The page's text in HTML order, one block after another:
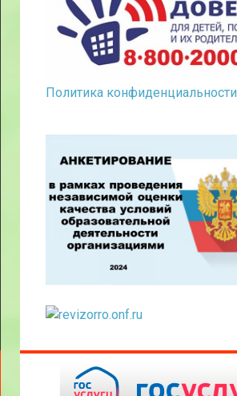
Политика конфиденциальности